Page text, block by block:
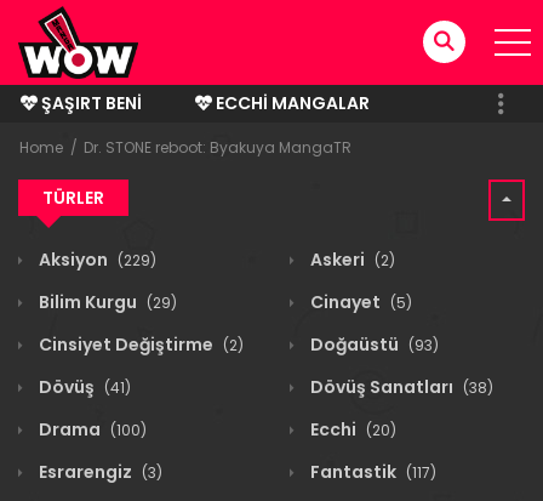
ŞAŞIRT BENI
ECCHI MANGALAR
BITMIŞ MANGALAR
Home Dr. STONE reboot: Byakuya MangaTR
TÜRLER
Aksiyon (229) Askeri (2)
Bilim Kurgu (29) Cinayet (5)
Cinsiyet Değiştirme (2) Doğaüstü (93)
Dövüş (41) Dövüş Sanatları (38)
Drama (100) Ecchi (20)
Esrarengiz (3) Fantastik (117)